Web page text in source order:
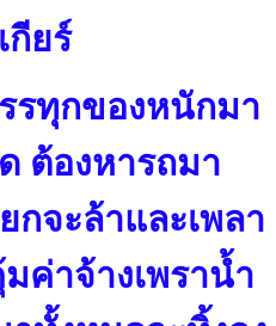
กียร์
รทุกของหนักมา
ต้องหารถมา
กจะล้าและเพลา
ค่าจ้างเพราน้ำ